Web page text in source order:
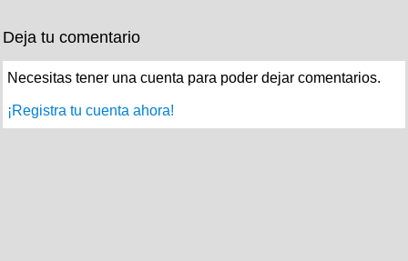
Deja tu comentario
Necesitas tener una cuenta para poder dejar comentarios.
¡Registra tu cuenta ahora!